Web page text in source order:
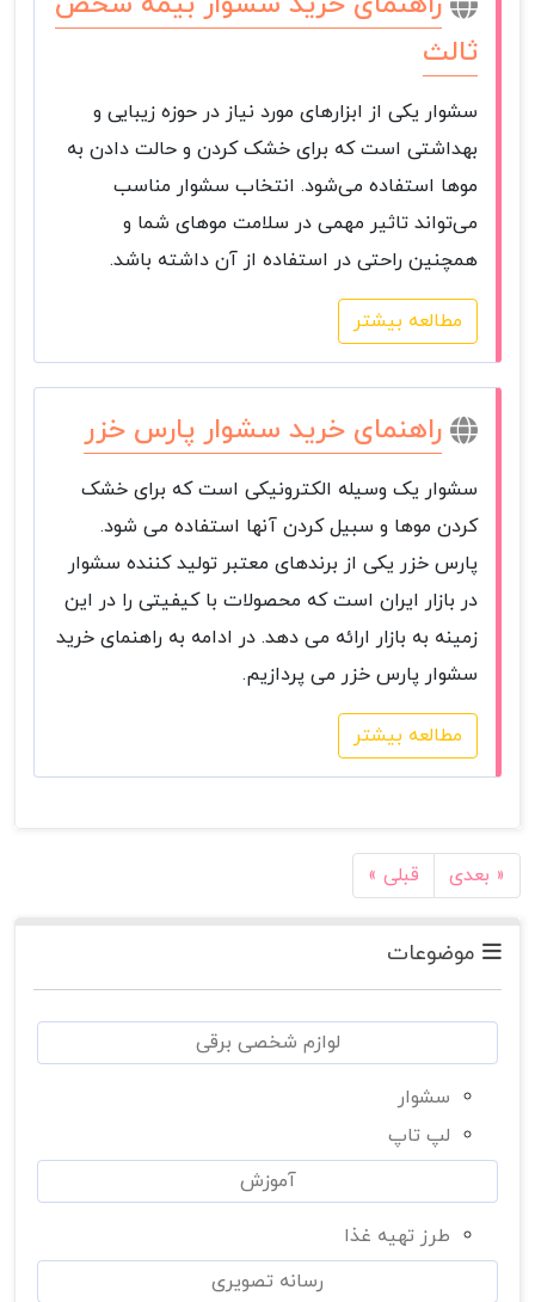
ثالث
سشوار یکی از ابزارهای مورد نیاز در حوزه زیبایی و
بهداشتی است که برای خشک کردن و حالت دادن به
موها استفاده می‌شود. انتخاب سشوار مناسب
می‌تواند تاثیر مهمی در سلامت موهای شما و
همچنین راحتی در استفاده از آن داشته باشد.
مطالعه بیشتر
راهنمای خرید سشوار پارس خزر
سشوار یک وسیله الکترونیکی است که برای خشک
کردن موها و سبیل کردن آنها استفاده می شود.
پارس خزر یکی از برندهای معتبر تولید کننده سشوار
در بازار ایران است که محصولات با کیفیتی را در این
زمینه به بازار ارائه می دهد. در ادامه به راهنمای خرید
سشوار پارس خزر می پردازیم.
مطالعه بیشتر
« قبلی بعدی »
موضوعات
لوازم شخصی برقی
سشوار
لپ تاپ
آموزش
طرز تهیه غذا
رسانه تصویری